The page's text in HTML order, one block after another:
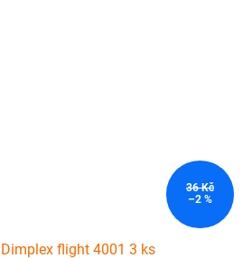
36 Kč
–2 %
flight 4001 3 ks